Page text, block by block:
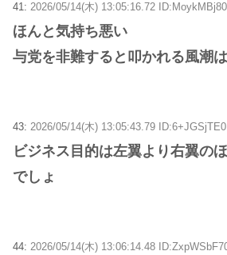
41: 2026/05/14(木) 13:05:16.72 ID:MoykMBj80
ほんと気持ち悪い
与党を非難すると叩かれる風潮
43: 2026/05/14(木) 13:05:43.79 ID:6+JGSjTE0
ビジネス目的は左翼より右翼の
でしょ
44: 2026/05/14(木) 13:06:14.48